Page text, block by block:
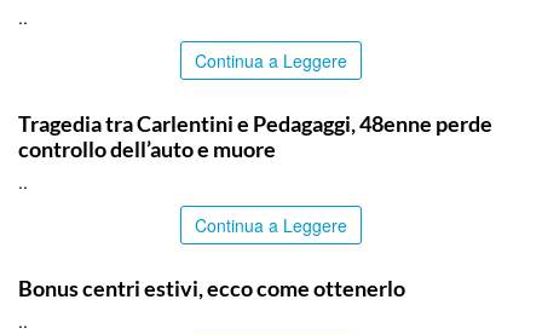
..
Continua a Leggere
Tragedia tra Carlentini e Pedagaggi, 48enne perde
controllo dell’auto e muore
..
Continua a Leggere
Bonus centri estivi, ecco come ottenerlo
..